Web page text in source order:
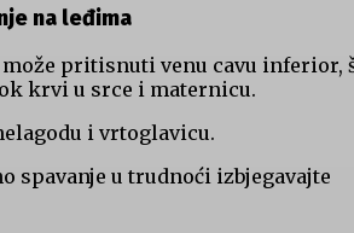
na leđima
može pritisnuti venu cavu inferior,
krvi u srce i maternicu.
i vrtoglavicu.
spavanje u trudnoći izbjegavajte